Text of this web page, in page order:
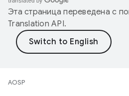
Эта страница переведена с
Translation API.
AOSP